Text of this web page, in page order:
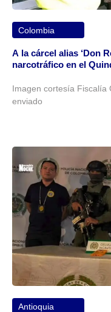
Colombia
A la cárcel alias ‘Don
narcotráfico en el
Imagen cortesía Fiscalía
enviado
Antioquia